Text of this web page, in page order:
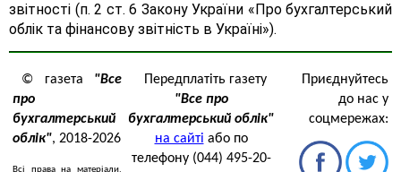
звітності (п. 2 ст. 6 Закону України «Про бухгалтерський
облік та фінансову звітність в Україні»).
© газета "Все
про
бухгалтерський
облік", 2018-2026
Всі права на матеріали,
Передплатіть газету
"Все про
бухгалтерський облік"
на сайті або по
телефону (044) 495-20-
Приєднуйтесь
до нас у
соцмережах: